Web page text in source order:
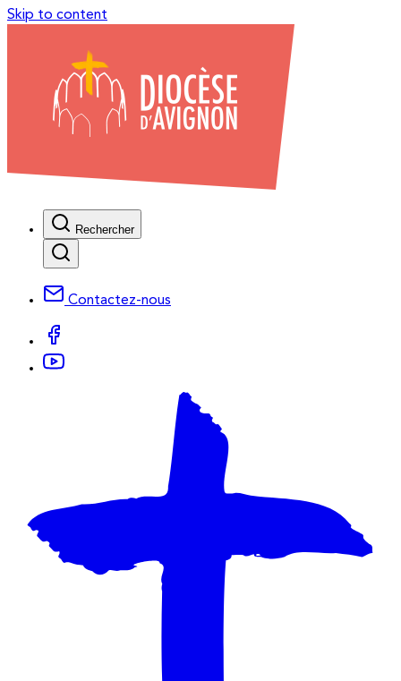
Skip to content
Rechercher
Contactez-nous